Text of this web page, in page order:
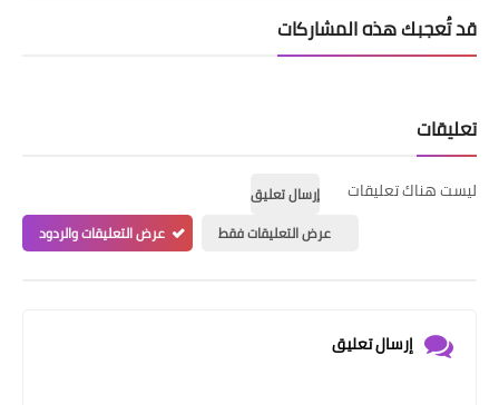
قد تُعجبك هذه المشاركات
تعليقات
ليست هناك تعليقات
إرسال تعليق
عرض التعليقات فقط
عرض التعليقات والردود
إرسال تعليق